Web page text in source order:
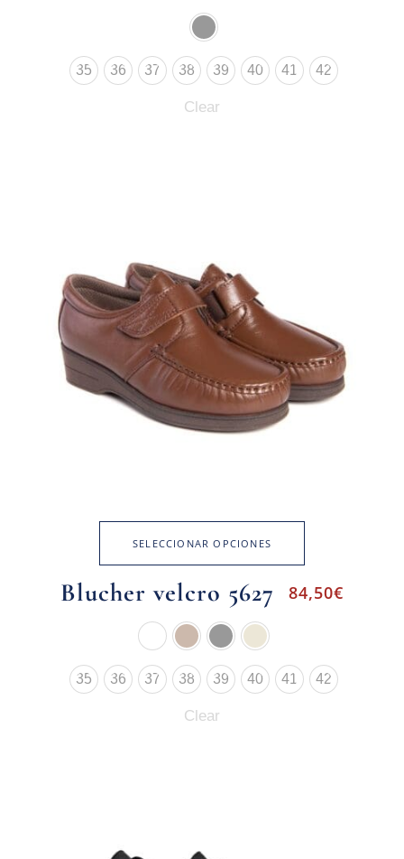
35 36 37 38 39 40 41 42
Clear
SELECCIONAR OPCIONES
Blucher velcro 5627 84,50€
35 36 37 38 39 40 41 42
Clear